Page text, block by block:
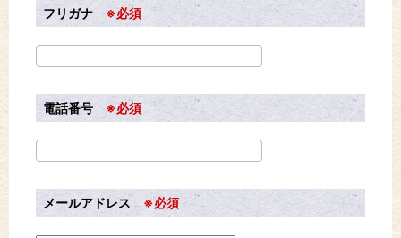
フリガナ ※必須
電話番号 ※必須
メールアドレス ※必須